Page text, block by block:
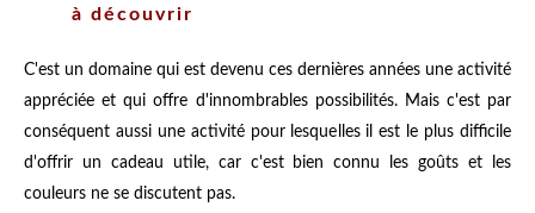
à découvrir
C'est un domaine qui est devenu ces dernières années une activité
appréciée et qui offre d'innombrables possibilités. Mais c'est par
conséquent aussi une activité pour lesquelles il est le plus difficile
d'offrir un cadeau utile, car c'est bien connu les goûts et les
couleurs ne se discutent pas.